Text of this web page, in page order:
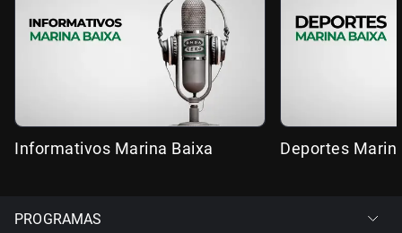
Informativos Marina Baixa Deportes
PROGRAMAS